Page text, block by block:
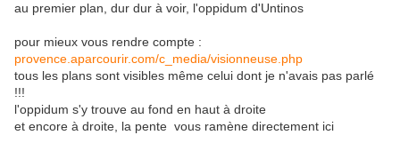
au premier plan, dur dur à voir, l'oppidum d'Untinos
pour mieux vous rendre compte :
provence.aparcourir.com/c_media/visionneuse.php
tous les plans sont visibles même celui dont je n'avais pas parlé
!!!
l'oppidum s'y trouve au fond en haut à droite
et encore à droite, la pente vous ramène directement ici